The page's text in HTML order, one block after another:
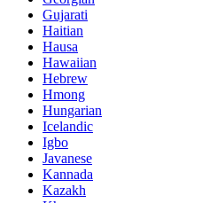
Gujarati
Haitian
Hausa
Hawaiian
Hebrew
Hmong
Hungarian
Icelandic
Igbo
Javanese
Kannada
Kazakh